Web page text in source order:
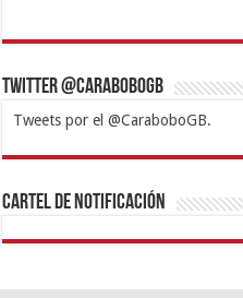
Twitter @CaraboboGB
Tweets por el @CaraboboGB.
1xbetBetturkeyBetistKralbet
https://mvbcasino.com/
Cartel de Notificación